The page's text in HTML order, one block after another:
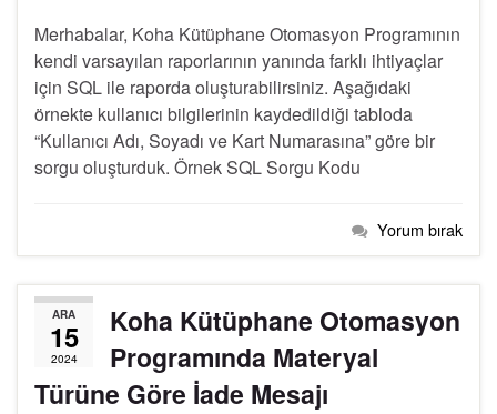
Merhabalar, Koha Kütüphane Otomasyon Programının
kendi varsayılan raporlarının yanında farklı ihtiyaçlar
için SQL ile raporda oluşturabilirsiniz. Aşağıdaki
örnekte kullanıcı bilgilerinin kaydedildiği tabloda
“Kullanıcı Adı, Soyadı ve Kart Numarasına” göre bir
sorgu oluşturduk. Örnek SQL Sorgu Kodu
Yorum bırak
ARA
15
2024
Koha Kütüphane Otomasyon
Programında Materyal
Türüne Göre İade Mesajı